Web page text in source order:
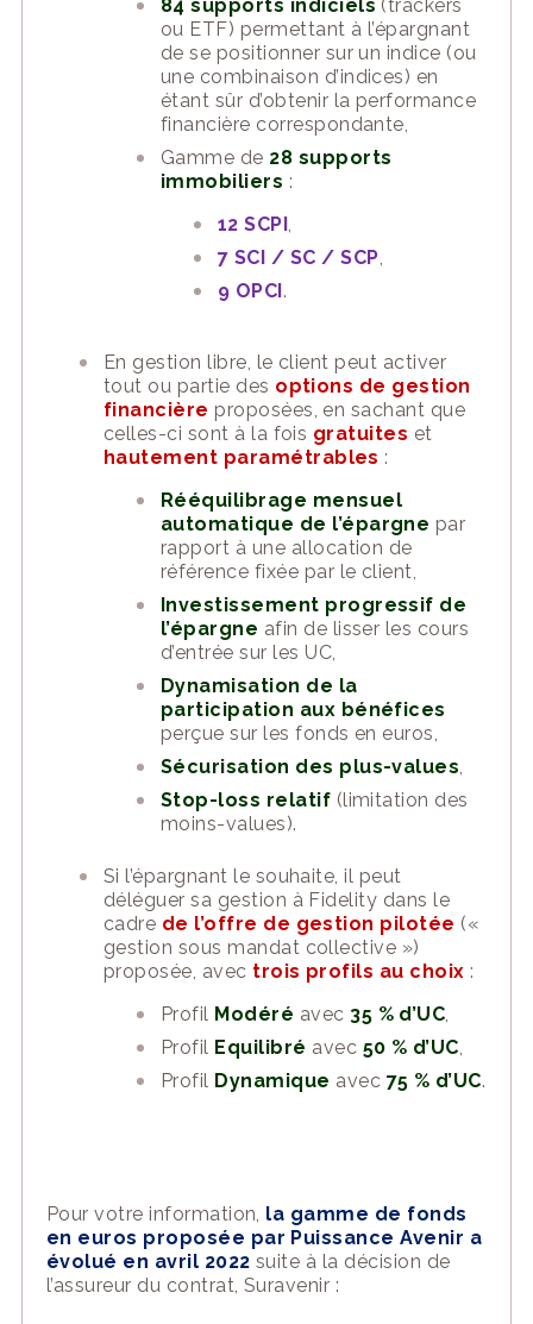
84 supports indiciels (trackers
ou ETF) permettant à l’épargnant
de se positionner sur un indice (ou
une combinaison d’indices) en
étant sûr d’obtenir la performance
financière correspondante,
Gamme de 28 supports
immobiliers :
12 SCPI
7 SCI / SC / SCP
9 OPCI.
En gestion libre, le client peut activer
tout ou partie des options de gestion
financière proposées, en sachant que
celles-ci sont à la fois gratuites et
hautement paramétrables :
Rééquilibrage mensuel
automatique de l’épargne par
rapport à une allocation de
référence fixée par le client,
Investissement progressif de
l’épargne afin de lisser les cours
d’entrée sur les UC,
Dynamisation de la
participation aux bénéfices
perçue sur les fonds en euros,
Sécurisation des plus-values
Stop-loss relatif (limitation des
moins-values).
Si l’épargnant le souhaite, il peut
déléguer sa gestion à Fidelity dans le
cadre de l’offre de gestion pilotée («
gestion sous mandat collective »)
proposée, avec trois profils au choix :
Profil Modéré avec 35 % d’UC
Profil Equilibré avec 50 % d’UC
Profil Dynamique avec 75 % d’UC.
Pour votre information, la gamme de fonds
en euros proposée par Puissance Avenir a
évolué en avril 2022 suite à la décision de
l’assureur du contrat, Suravenir :